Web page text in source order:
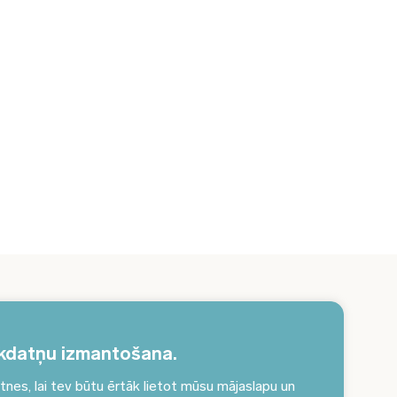
izmantošana.
lai tev būtu ērtāk lietot mūsu mājaslapu un
savā e-pastā!